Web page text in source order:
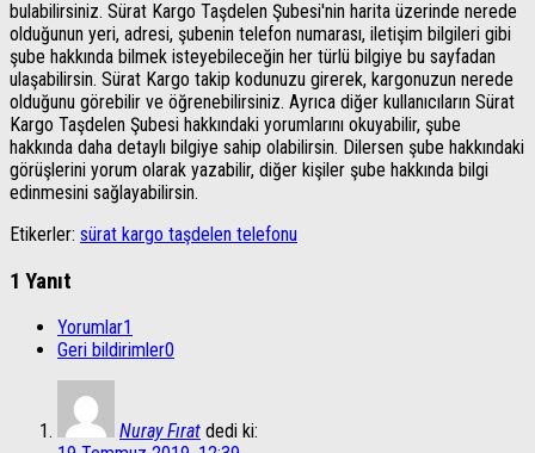
bulabilirsiniz. Sürat Kargo Taşdelen Şubesi'nin harita üzerinde nerede
olduğunun yeri, adresi, şubenin telefon numarası, iletişim bilgileri gibi
şube hakkında bilmek isteyebileceğin her türlü bilgiye bu sayfadan
ulaşabilirsin. Sürat Kargo takip kodunuzu girerek, kargonuzun nerede
olduğunu görebilir ve öğrenebilirsiniz. Ayrıca diğer kullanıcıların Sürat
Kargo Taşdelen Şubesi hakkındaki yorumlarını okuyabilir, şube
hakkında daha detaylı bilgiye sahip olabilirsin. Dilersen şube hakkındaki
görüşlerini yorum olarak yazabilir, diğer kişiler şube hakkında bilgi
edinmesini sağlayabilirsin.
Etikerler: sürat kargo taşdelen telefonu
1 Yanıt
Yorumlar1
Geri bildirimler0
Nuray Fırat dedi ki: